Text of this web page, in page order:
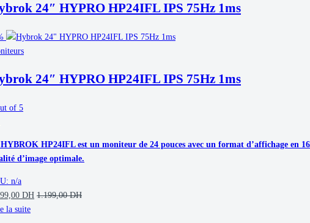
24″ HYPRO HP24IFL IPS 75Hz 1ms
24″ HYPRO HP24IFL IPS 75Hz 1ms
of 5
HP24IFL est un moniteur de 24 pouces avec un format d’affichage en
d’image optimale.
n/a
DH 1.199,00DH
la suite